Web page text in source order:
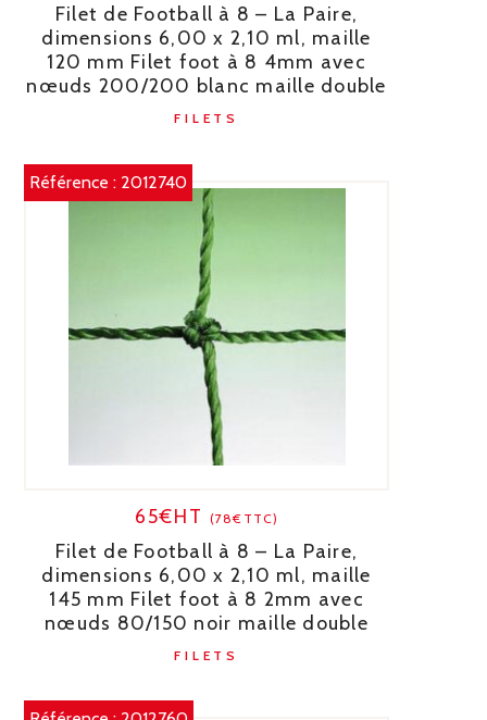
Filet de Football à 8 – La Paire,
dimensions 6,00 x 2,10 ml, maille
120 mm Filet foot à 8 4mm avec
nœuds 200/200 blanc maille double
FILETS
Référence : 2012740
65€HT (78€TTC)
Filet de Football à 8 – La Paire,
dimensions 6,00 x 2,10 ml, maille
145 mm Filet foot à 8 2mm avec
nœuds 80/150 noir maille double
FILETS